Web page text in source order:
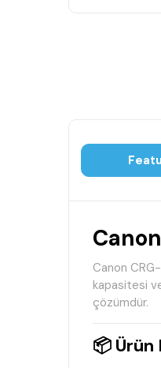
Canon
kapasitesi
çözümdür.
📦 Ürün